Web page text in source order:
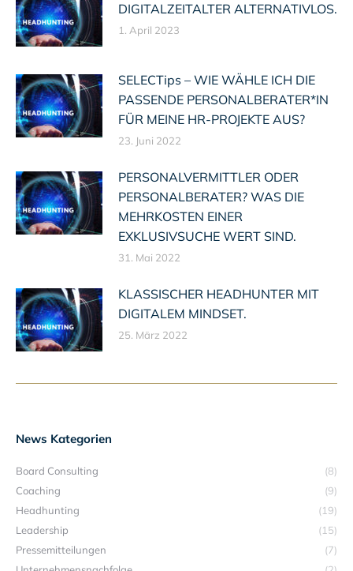
DIGITALZEITALTER ALTERNATIVLOS.
1. April 2023
SELECTips – WIE WÄHLE ICH DIE
PASSENDE PERSONALBERATER*IN
FÜR MEINE HR-PROJEKTE AUS?
23. Juni 2022
PERSONALVERMITTLER ODER
PERSONALBERATER? WAS DIE
MEHRKOSTEN EINER
EXKLUSIVSUCHE WERT SIND.
31. Mai 2022
KLASSISCHER HEADHUNTER MIT
DIGITALEM MINDSET.
25. März 2022
News Kategorien
Board Consulting
(8)
Coaching
(9)
Headhunting
(19)
Leadership
(15)
Pressemitteilungen
(7)